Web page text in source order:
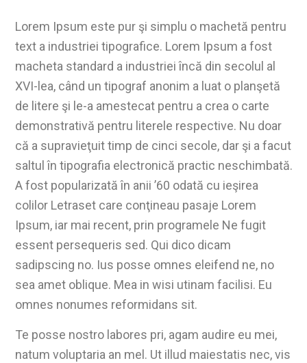
Lorem Ipsum este pur şi simplu o machetă pentru
text a industriei tipografice. Lorem Ipsum a fost
macheta standard a industriei încă din secolul al
XVI-lea, când un tipograf anonim a luat o planşetă
de litere şi le-a amestecat pentru a crea o carte
demonstrativă pentru literele respective. Nu doar
că a supravieţuit timp de cinci secole, dar şi a facut
saltul în tipografia electronică practic neschimbată.
A fost popularizată în anii ’60 odată cu ieşirea
colilor Letraset care conţineau pasaje Lorem
Ipsum, iar mai recent, prin programele Ne fugit
essent persequeris sed. Qui dico dicam
sadipscing no. Ius posse omnes eleifend ne, no
sea amet oblique. Mea in wisi utinam facilisi. Eu
omnes nonumes reformidans sit.
Te posse nostro labores pri, agam audire eu mei,
natum voluptaria an mel. Ut illud maiestatis nec, vis